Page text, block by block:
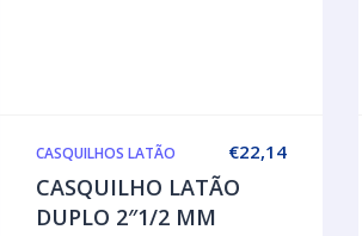
€22,14
CASQUILHOS LATÃO
CASQUILHO LATÃO
DUPLO 2″1/2 MM